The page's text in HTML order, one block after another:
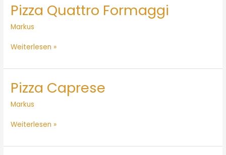
Pizza Quattro Formaggi
Markus
Pizza
Quattro
Formaggi
Weiterlesen »
Pizza Caprese
Markus
Pizza
Caprese
Weiterlesen »